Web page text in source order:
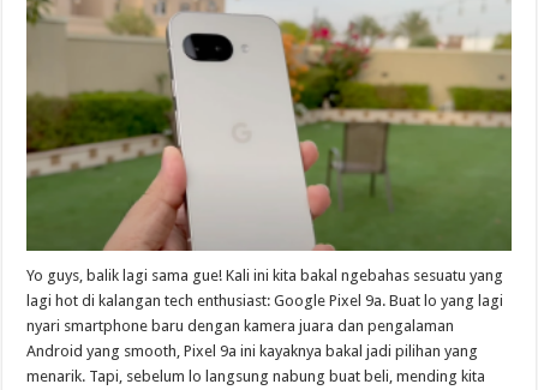
Worth
Hype?
Bocoran
Penasaran!
Yo guys, balik lagi sama gue! Kali ini kita bakal ngebahas sesuatu yang
lagi hot di kalangan tech enthusiast: Google Pixel 9a. Buat lo yang lagi
nyari smartphone baru dengan kamera juara dan pengalaman
Android yang smooth, Pixel 9a ini kayaknya bakal jadi pilihan yang
menarik. Tapi, sebelum lo langsung nabung buat beli, mending kita